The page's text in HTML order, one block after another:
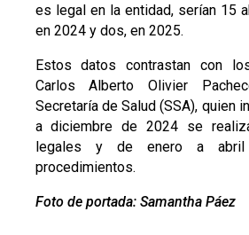
es legal en la entidad, serían 15
en 2024 y dos, en 2025.
Estos datos contrastan con
Carlos Alberto Olivier
Secretaría de Salud (SSA), quien
a diciembre de 2024 se
legales y de enero a
procedimientos.
Foto de portada: Samantha Páez